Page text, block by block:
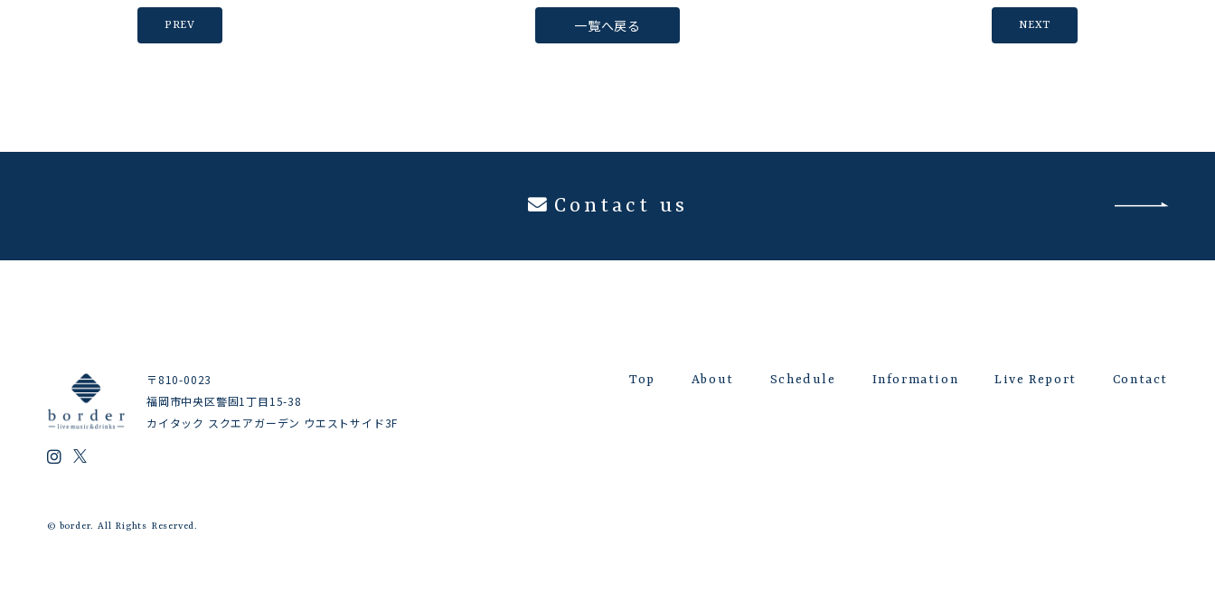
一覧へ戻る
PREV NEXT
Contact us
〒810-0023
福岡市中央区警固1丁目15-38
カイタック スクエアガーデン ウエストサイド3F
Top About Schedule Information Live Report Contact
© border. All Rights Reserved.